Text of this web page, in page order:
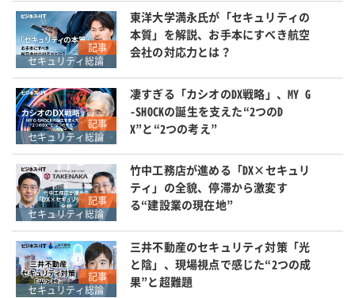
記事
セキュリティ総論
東洋大学満永氏が「セキュリティの
本質」を解説、お手本にすべき航空
会社の対応力とは？
記事
セキュリティ総論
凄すぎる「カシオのDX戦略」、MY G
-SHOCKの誕生を支えた“2つのD
X”と“2つの考え”
記事
セキュリティ総論
竹中工務店が進める「DX×セキュリ
ティ」の全貌、停滞から激変す
る“建設業の現在地”
記事
セキュリティ総論
三井不動産のセキュリティ対策「光
と陰」、現場視点で感じた“2つの成
果”と超難題